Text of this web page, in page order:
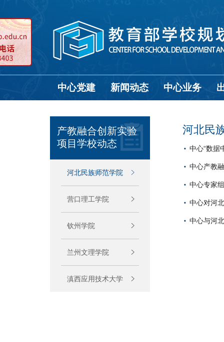
中心党建 新闻动态 中心业务
产教融合创新实验
项目学校动态
河北民族师范学院
营口理工学院
钦州学院
兰州文理学院
滇西应用技术大学
河北民
中心“数据
中心产教
中心专家
中心对河
中心与河